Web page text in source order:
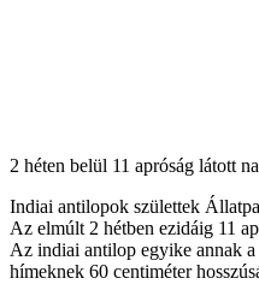
2 héten belül 11 apróság látott
Indiai antilopok születtek
Az elmúlt 2 hétben ezidáig 11
Az indiai antilop egyike annak
hímeknek 60 centiméter